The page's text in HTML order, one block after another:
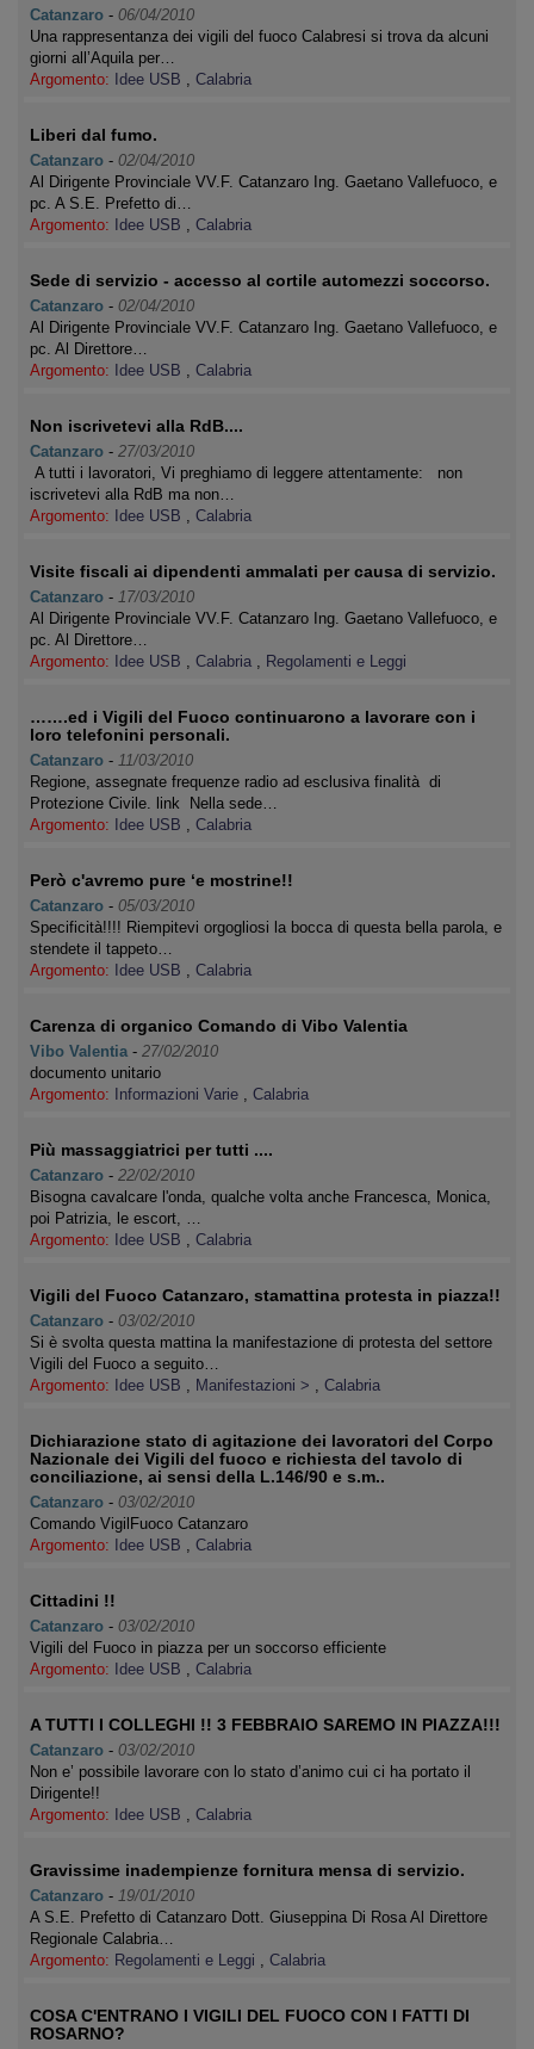
Catanzaro - 06/04/2010
Una rappresentanza dei vigili del fuoco Calabresi si trova da alcuni
giorni all’Aquila per…
Argomento: Idee USB , Calabria
Liberi dal fumo.
Catanzaro - 02/04/2010
Al Dirigente Provinciale VV.F. Catanzaro Ing. Gaetano Vallefuoco, e
pc. A S.E. Prefetto di…
Argomento: Idee USB , Calabria
Sede di servizio - accesso al cortile automezzi soccorso.
Catanzaro - 02/04/2010
Al Dirigente Provinciale VV.F. Catanzaro Ing. Gaetano Vallefuoco, e
pc. Al Direttore…
Argomento: Idee USB , Calabria
Non iscrivetevi alla RdB....
Catanzaro - 27/03/2010
A tutti i lavoratori, Vi preghiamo di leggere attentamente: non
iscrivetevi alla RdB ma non…
Argomento: Idee USB , Calabria
Visite fiscali ai dipendenti ammalati per causa di servizio.
Catanzaro - 17/03/2010
Al Dirigente Provinciale VV.F. Catanzaro Ing. Gaetano Vallefuoco, e
pc. Al Direttore…
Argomento: Idee USB , Calabria , Regolamenti e Leggi
…….ed i Vigili del Fuoco continuarono a lavorare con i
loro telefonini personali.
Catanzaro - 11/03/2010
Regione, assegnate frequenze radio ad esclusiva finalità di
Protezione Civile. link Nella sede…
Argomento: Idee USB , Calabria
Però c'avremo pure ‘e mostrine!!
Catanzaro - 05/03/2010
Specificità!!!! Riempitevi orgogliosi la bocca di questa bella parola, e
stendete il tappeto…
Argomento: Idee USB , Calabria
Carenza di organico Comando di Vibo Valentia
Vibo Valentia - 27/02/2010
documento unitario
Argomento:
Informazioni Varie , Calabria
Più massaggiatrici per tutti ....
Catanzaro - 22/02/2010
Bisogna cavalcare l'onda, qualche volta anche Francesca, Monica,
poi Patrizia, le escort, …
Argomento: Idee USB , Calabria
Vigili del Fuoco Catanzaro, stamattina protesta in piazza!!
Catanzaro - 03/02/2010
Si è svolta questa mattina la manifestazione di protesta del settore
Vigili del Fuoco a seguito…
Argomento: Idee USB , Manifestazioni > , Calabria
Dichiarazione stato di agitazione dei lavoratori del Corpo
Nazionale dei Vigili del fuoco e richiesta del tavolo di
conciliazione, ai sensi della L.146/90 e s.m..
Catanzaro - 03/02/2010
Comando VigilFuoco Catanzaro
Argomento: Idee USB , Calabria
Cittadini !!
Catanzaro - 03/02/2010
Vigili del Fuoco in piazza per un soccorso efficiente
Argomento: Idee USB , Calabria
A TUTTI I COLLEGHI !! 3 FEBBRAIO SAREMO IN PIAZZA!!!
Catanzaro - 03/02/2010
Non e’ possibile lavorare con lo stato d’animo cui ci ha portato il
Dirigente!!
Argomento: Idee USB , Calabria
Gravissime inadempienze fornitura mensa di servizio.
Catanzaro - 19/01/2010
A S.E. Prefetto di Catanzaro Dott. Giuseppina Di Rosa Al Direttore
Regionale Calabria…
Argomento: Regolamenti e Leggi , Calabria
COSA C'ENTRANO I VIGILI DEL FUOCO CON I FATTI DI
ROSARNO?